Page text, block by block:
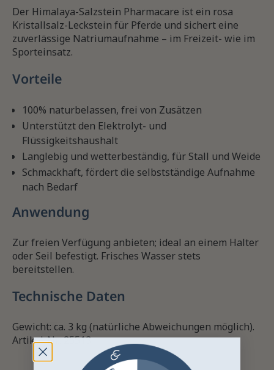
Der Himalaya-Salzstein Pharmacare ist ein rosa
Kristallsalz-Leckstein für Pferde und sichert eine
zuverlässige Natriumaufnahme – im Freizeit- wie im
Sporteinsatz.
Vorteile
100% naturbelassen, frei von Zusätzen
Unterstützt den Elektrolyt- und
Flüssigkeitshaushalt
Langlebig und wetterbeständig, für Stall und Weide
Schmackhaft, fördert die selbstständige Aufnahme
nach Bedarf
Anwendung
Zur freien Verfügung anbieten; ideal an einem Halter
oder Seil befestigt. Frisches Wasser stets
bereitstellen.
Technische Daten
Gewicht: ca. 3 kg (natürliche Abweichungen möglich).
Artikel-Nr.: 25513